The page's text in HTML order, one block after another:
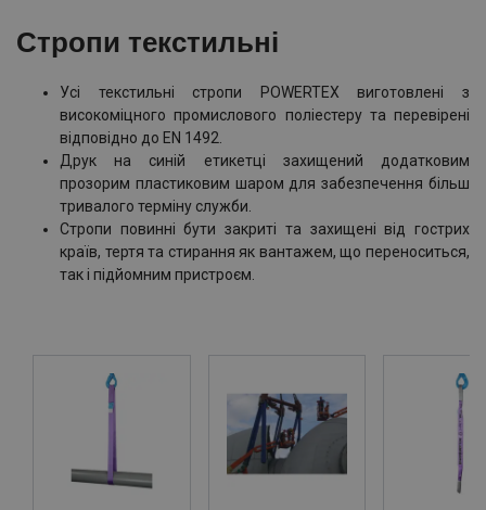
Стропи текстильні
Усі текстильні стропи POWERTEX виготовлені з
високоміцного промислового поліестеру та перевірені
відповідно до EN 1492.
Друк на синій етикетці захищений додатковим
прозорим пластиковим шаром для забезпечення більш
тривалого терміну служби.
Стропи повинні бути закриті та захищені від гострих
країв, тертя та стирання як вантажем, що переноситься,
так і підйомним пристроєм.